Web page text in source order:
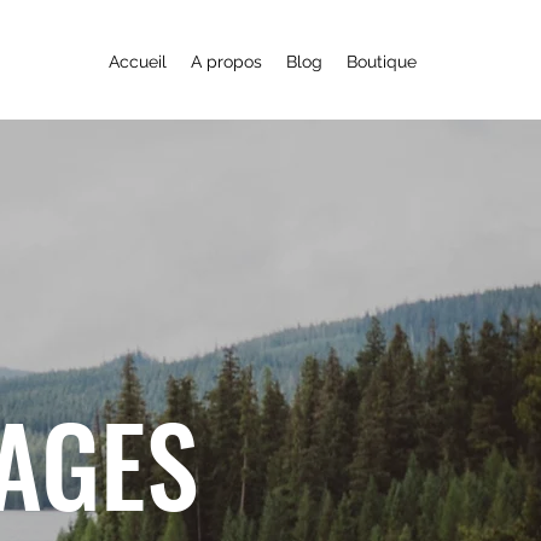
Accueil A propos Blog Boutique